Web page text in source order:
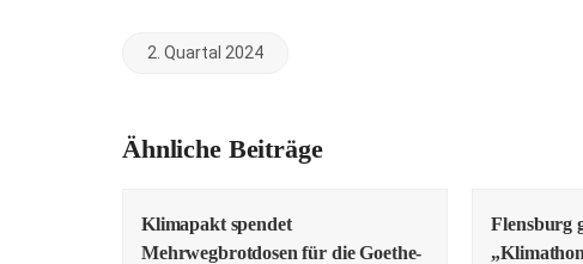
2. Quartal 2024
Ähnliche Beiträge
Klimapakt spendet
Mehrwegbrotdosen für die Goethe-
Flensburg